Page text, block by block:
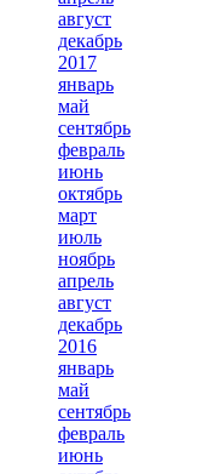
август
декабрь
2017
январь
май
сентябрь
февраль
июнь
октябрь
март
июль
ноябрь
апрель
август
декабрь
2016
январь
май
сентябрь
февраль
июнь